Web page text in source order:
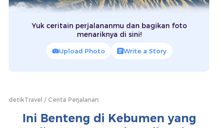
Yuk ceritain perjalananmu dan bagikan foto
menariknya di sini!
Upload Photo Write a Story
detikTravel Cerita Perjalanan
Ini Benteng di Kebumen yang